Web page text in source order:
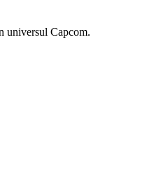
universul Capcom.